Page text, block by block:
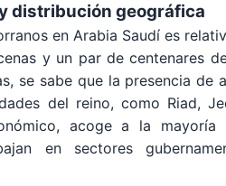
distribución geográfica
en Arabia Saudí es
y un par de centenares
se sabe que la presencia de
del reino, como Riad,
acoge a la mayoría
en sectores